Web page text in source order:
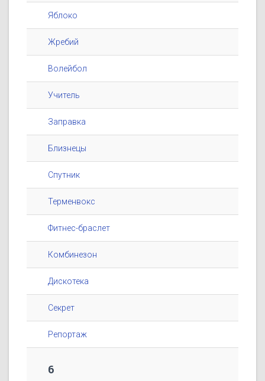
Яблоко
Жребий
Волейбол
Учитель
Заправка
Близнецы
Спутник
Терменвокс
Фитнес-браслет
Комбинезон
Дискотека
Секрет
Репортаж
6